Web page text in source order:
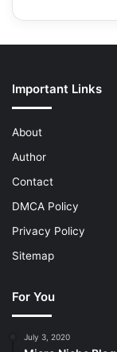
Important Links
About
Author
Contact
DMCA Policy
Privacy Policy
Sitemap
For You
July 3, 2020